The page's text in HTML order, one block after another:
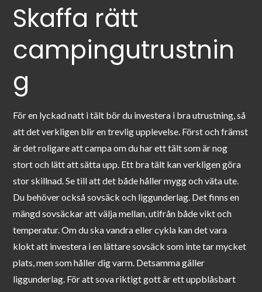
Skaffa rätt
campingutrustnin
g
För en lyckad natt i tält bör du investera i bra utrustning, så
att det verkligen blir en trevlig upplevelse. Först och främst
är det roligare att campa om du har ett tält som är nog
stort och lätt att sätta upp. Ett bra tält kan verkligen göra
stor skillnad. Se till att det både håller mygg och väta ute.
Du behöver också sovsäck och liggunderlag. Det finns en
mängd sovsäckar att välja mellan, utifrån både vikt och
temperatur. Om du ska vandra eller cykla kan det vara
klokt att investera i en lättare sovsäck som inte tar mycket
plats, men som håller dig varm. Detsamma gäller
liggunderlag. För att sova riktigt gott är ett uppblåsbart